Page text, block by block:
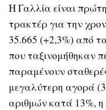
Η Γαλλία είναι
τρακτέρ για την
35.665 (+2,3%) από
που ταξινομήθηκαν
παραμένουν
μεγαλύτερη αγορά
αριθμών κατά 13%, η